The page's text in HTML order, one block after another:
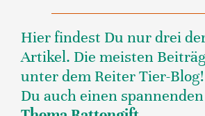
Hier findest Du nur drei
Artikel. Die meisten
unter dem Reiter Tier-
Du auch einen spannenden